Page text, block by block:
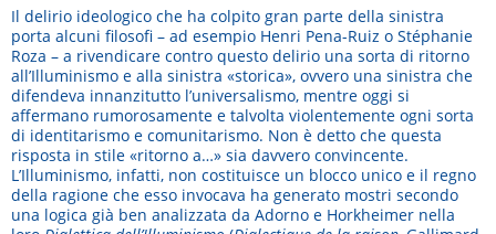
Il delirio ideologico che ha colpito gran parte della sinistra
porta alcuni filosofi – ad esempio Henri Pena-Ruiz o Stéphanie
Roza – a rivendicare contro questo delirio una sorta di ritorno
all’Illuminismo e alla sinistra «storica», ovvero una sinistra che
difendeva innanzitutto l’universalismo, mentre oggi si
affermano rumorosamente e talvolta violentemente ogni sorta
di identitarismo e comunitarismo. Non è detto che questa
risposta in stile «ritorno a…» sia davvero convincente.
L’Illuminismo, infatti, non costituisce un blocco unico e il regno
della ragione che esso invocava ha generato mostri secondo
una logica già ben analizzata da Adorno e Horkheimer nella